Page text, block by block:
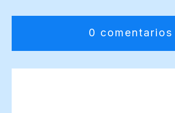
0 comentarios